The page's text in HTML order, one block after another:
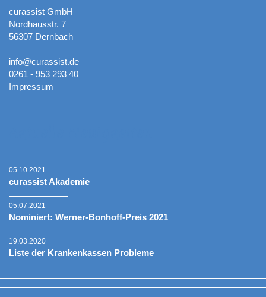
curassist GmbH
Nordhausstr. 7
56307 Dernbach
info@curassist.de
0261 - 953 293 40
Impressum
05.10.2021
curassist Akademie
05.07.2021
Nominiert: Werner-Bonhoff-Preis 2021
19.03.2020
Liste der Krankenkassen Probleme